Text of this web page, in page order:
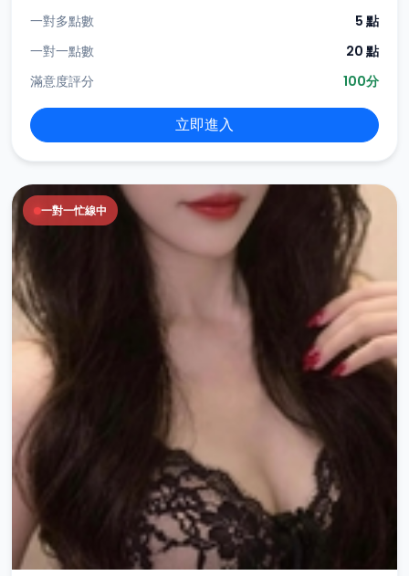
一對多點數
5 點
一對一點數
20 點
滿意度評分
100分
立即進入
一對一忙線中